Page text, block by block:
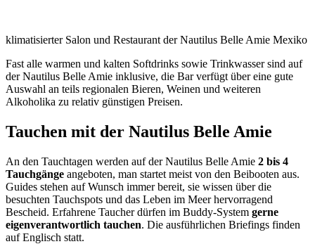
klimatisierter Salon und Restaurant der Nautilus Belle Amie Mexiko
Fast alle warmen und kalten Softdrinks sowie Trinkwasser sind auf
der Nautilus Belle Amie inklusive, die Bar verfügt über eine gute
Auswahl an teils regionalen Bieren, Weinen und weiteren
Alkoholika zu relativ günstigen Preisen.
Tauchen mit der Nautilus Belle Amie
An den Tauchtagen werden auf der Nautilus Belle Amie 2 bis 4
Tauchgänge angeboten, man startet meist von den Beibooten aus.
Guides stehen auf Wunsch immer bereit, sie wissen über die
besuchten Tauchspots und das Leben im Meer hervorragend
Bescheid. Erfahrene Taucher dürfen im Buddy-System gerne
eigenverantwortlich tauchen. Die ausführlichen Briefings finden
auf Englisch statt.